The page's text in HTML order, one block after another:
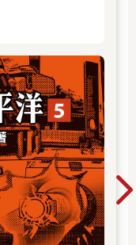
蕩而不自愛的女人懶
而人工流產。正如
的權利〉中所寫的：
數，買就抽作